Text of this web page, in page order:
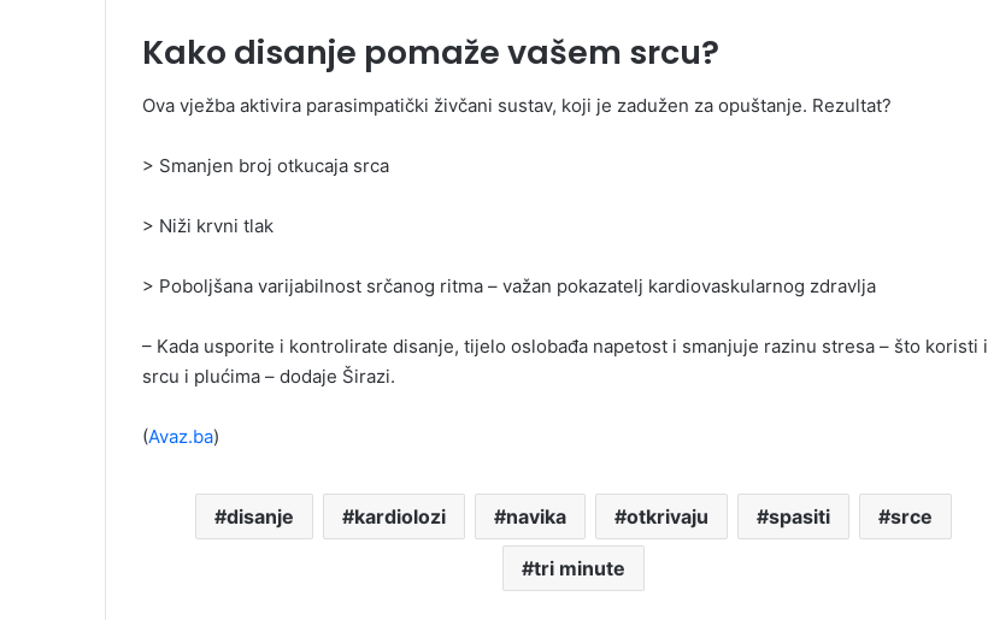
Kako disanje pomaže vašem srcu?
Ova vježba aktivira parasimpatički živčani sustav, koji je zadužen za opuštanje. Rezultat?
> Smanjen broj otkucaja srca
> Niži krvni tlak
> Poboljšana varijabilnost srčanog ritma – važan pokazatelj kardiovaskularnog zdravlja
– Kada usporite i kontrolirate disanje, tijelo oslobađa napetost i smanjuje razinu stresa – što koristi i
srcu i plućima – dodaje Širazi.
(Avaz.ba)
disanje kardiolozi navika otkrivaju spasiti srce
tri minute